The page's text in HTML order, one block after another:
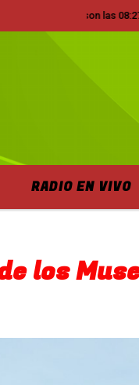
de 2026 y son las 08:27 -
RADIO EN VIVO
los